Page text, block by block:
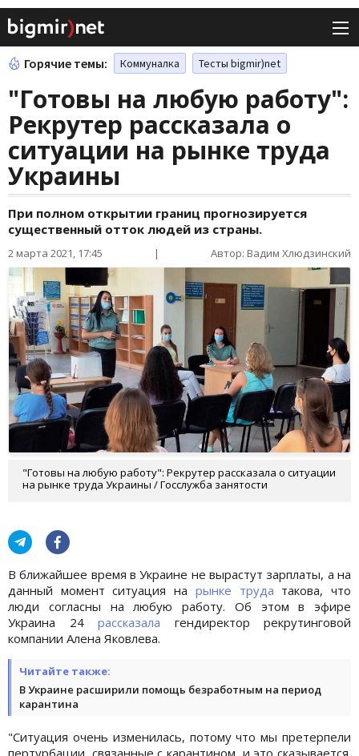
Горячие темы: Коммуналка Тесты bigmir)net
"Готовы на любую работу":
Рекрутер рассказала о
ситуации на рынке труда
Украины
При полном открытии границ прогнозируется
существенный отток людей из страны.
2 марта 2021, 17:45 | Автор: Вадим Хлюдзинский
"Готовы на любую работу": Рекрутер рассказала о ситуации
на рынке труда Украины / Госслужба занятости
В ближайшее время в Украине не вырастут зарплаты, а на
данный момент ситуация на рынке труда такова, что
люди согласны на любую работу. Об этом в эфире
Украина 24 рассказала гендиректор рекрутинговой
компании Алена Яковлева.
Читайте также:
В Украине расширили помощь безработным на период
карантина
"Ситуация очень изменилась, потому что мы претерпели
пертурбации, связанные с карантином, и это сказывается.